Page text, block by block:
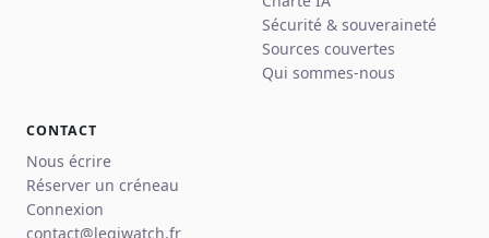
Sécurité & souveraineté
Sources couvertes
Qui sommes-nous
CONTACT
Nous écrire
Réserver un créneau
Connexion
contact@legiwatch.fr